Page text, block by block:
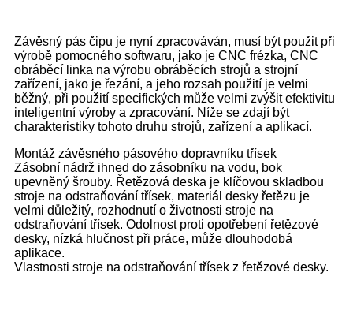
Závěsný pás čipu je nyní zpracováván, musí být použit při
výrobě pomocného softwaru, jako je CNC frézka, CNC
obráběcí linka na výrobu obráběcích strojů a strojní
zařízení, jako je řezání, a jeho rozsah použití je velmi
běžný, při použití specifických může velmi zvýšit efektivitu
inteligentní výroby a zpracování. Níže se zdají být
charakteristiky tohoto druhu strojů, zařízení a aplikací.
Montáž závěsného pásového dopravníku třísek
Zásobní nádrž ihned do zásobníku na vodu, bok
upevněný šrouby. Řetězová deska je klíčovou skladbou
stroje na odstraňování třísek, materiál desky řetězu je
velmi důležitý, rozhodnutí o životnosti stroje na
odstraňování třísek. Odolnost proti opotřebení řetězové
desky, nízká hlučnost při práce, může dlouhodobá
aplikace.
Vlastnosti stroje na odstraňování třísek z řetězové desky.